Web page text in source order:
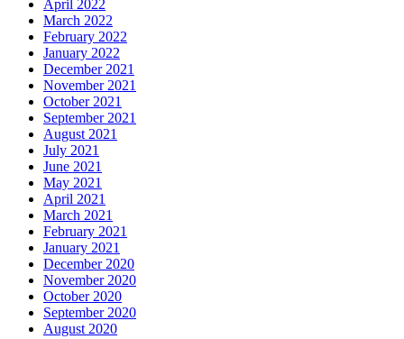
April 2022
March 2022
February 2022
January 2022
December 2021
November 2021
October 2021
September 2021
August 2021
July 2021
June 2021
May 2021
April 2021
March 2021
February 2021
January 2021
December 2020
November 2020
October 2020
September 2020
August 2020